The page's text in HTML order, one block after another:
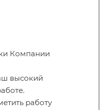
Компании
высокий
работу